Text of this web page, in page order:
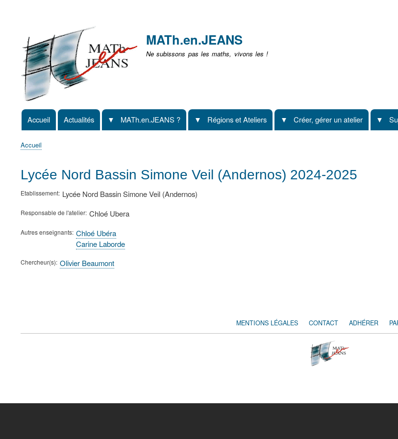
non
identifié
MATh.en.JEANS
Ne subissons pas les maths, vivons les !
Navigation
principale
Accueil Actualités MATh.en.JEANS ? Régions et Ateliers Créer, gérer un atelier
d'Ariane
Accueil
Lycée Nord Bassin Simone Veil (Andernos) 2024-2025
Etablissement Lycée Nord Bassin Simone Veil (Andernos)
Responsable de l'atelier Chloé Ubera
Autres enseignants Chloé Ubéra
Carine Laborde
Chercheur(s) Olivier Beaumont
FOOTER
MENTIONS LÉGALES CONTACT ADHÉRER